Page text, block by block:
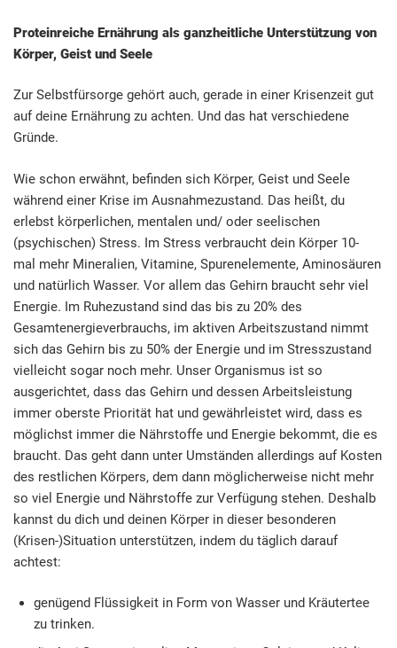
Proteinreiche Ernährung als ganzheitliche Unterstützung von
Körper, Geist und Seele
Zur Selbstfürsorge gehört auch, gerade in einer Krisenzeit gut
auf deine Ernährung zu achten. Und das hat verschiedene
Gründe.
Wie schon erwähnt, befinden sich Körper, Geist und Seele
während einer Krise im Ausnahmezustand. Das heißt, du
erlebst körperlichen, mentalen und/ oder seelischen
(psychischen) Stress. Im Stress verbraucht dein Körper 10-
mal mehr Mineralien, Vitamine, Spurenelemente, Aminosäuren
und natürlich Wasser. Vor allem das Gehirn braucht sehr viel
Energie. Im Ruhezustand sind das bis zu 20% des
Gesamtenergieverbrauchs, im aktiven Arbeitszustand nimmt
sich das Gehirn bis zu 50% der Energie und im Stresszustand
vielleicht sogar noch mehr. Unser Organismus ist so
ausgerichtet, dass das Gehirn und dessen Arbeitsleistung
immer oberste Priorität hat und gewährleistet wird, dass es
möglichst immer die Nährstoffe und Energie bekommt, die es
braucht. Das geht dann unter Umständen allerdings auf Kosten
des restlichen Körpers, dem dann möglicherweise nicht mehr
so viel Energie und Nährstoffe zur Verfügung stehen. Deshalb
kannst du dich und deinen Körper in dieser besonderen
(Krisen-)Situation unterstützen, indem du täglich darauf
achtest:
genügend Flüssigkeit in Form von Wasser und Kräutertee
zu trinken.